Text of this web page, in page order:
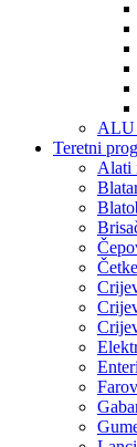
ALU
Teretni
Alati
Četke